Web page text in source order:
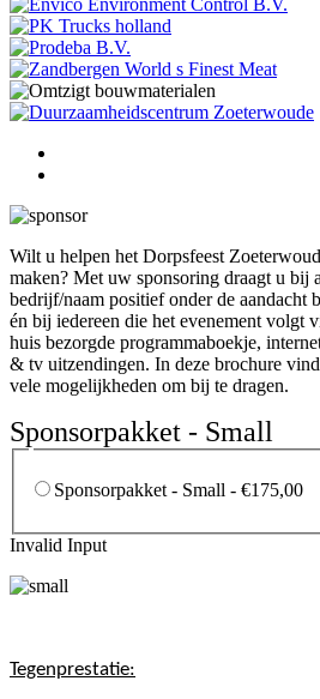
Wilt u helpen het Dorpsfeest
maken? Met uw sponsoring draagt u bij
bedrijf/naam positief onder de aandacht
én bij iedereen die het evenement volgt
huis bezorgde programmaboekje,
& tv uitzendingen. In deze brochure
vele mogelijkheden om bij te dragen.
Sponsorpakket - Small
Sponsorpakket - Small - €175,00
Invalid Input
Tegenprestatie: